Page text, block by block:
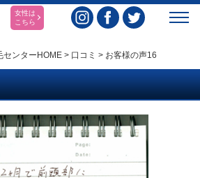
女性は
こちら
センターHOME > 口コミ > お客様の声16